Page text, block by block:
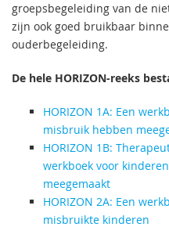
groepsbegeleiding van de
zijn ook goed bruikbaar
ouderbegeleiding.
De hele HORIZON-reeks
HORIZON 1A: Een
misbruik hebben
HORIZON 1B:
werkboek voor
meegemaakt
HORIZON 2A: Een
misbruikte kinderen